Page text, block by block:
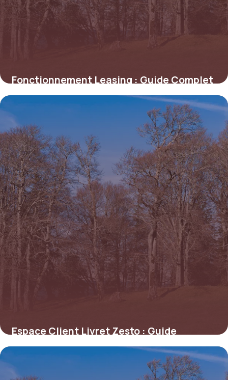
Fonctionnement Leasing : Guide Complet
2026
Espace Client Livret Zesto : Guide
Connexion